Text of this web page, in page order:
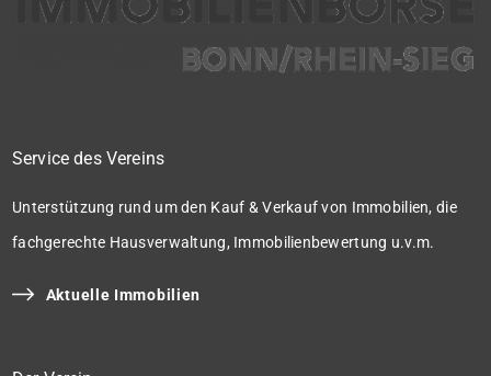
Service des Vereins
Unterstützung rund um den Kauf & Verkauf von Immobilien, die
fachgerechte Hausverwaltung, Immobilienbewertung u.v.m.
Aktuelle Immobilien